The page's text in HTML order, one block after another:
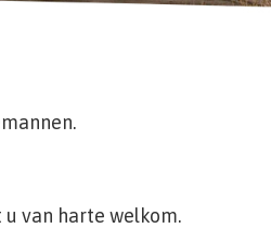
van harte welkom.